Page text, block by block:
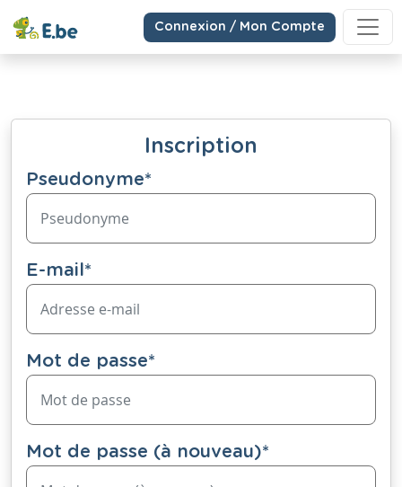
Connexion / Mon Compte
Inscription
Pseudonyme*
E-mail*
Mot de passe*
Mot de passe (à nouveau)*